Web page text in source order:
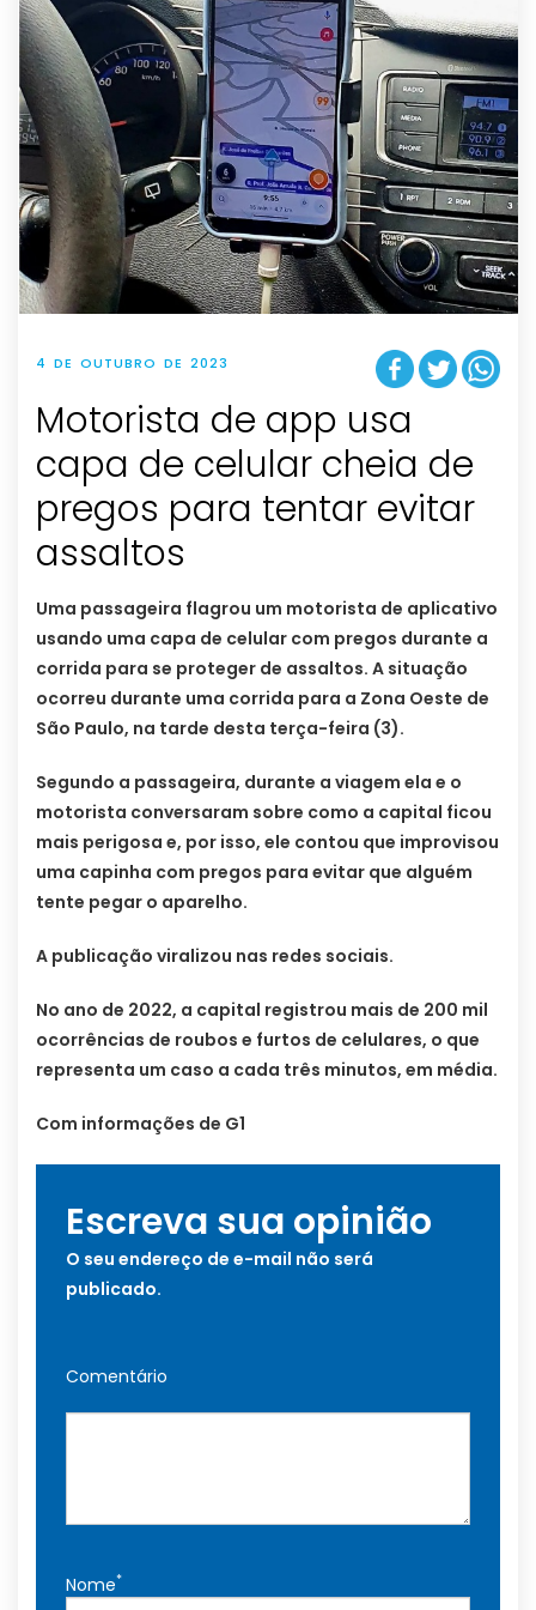
4 DE OUTUBRO DE 2023
Motorista de app usa
capa de celular cheia de
pregos para tentar evitar
assaltos
Uma passageira flagrou um motorista de aplicativo
usando uma capa de celular com pregos durante a
corrida para se proteger de assaltos. A situação
ocorreu durante uma corrida para a Zona Oeste de
São Paulo, na tarde desta terça-feira (3).
Segundo a passageira, durante a viagem ela e o
motorista conversaram sobre como a capital ficou
mais perigosa e, por isso, ele contou que improvisou
uma capinha com pregos para evitar que alguém
tente pegar o aparelho.
A publicação viralizou nas redes sociais.
No ano de 2022, a capital registrou mais de 200 mil
ocorrências de roubos e furtos de celulares, o que
representa um caso a cada três minutos, em média.
Com informações de G1
Escreva sua opinião
O seu endereço de e-mail não será
publicado.
Comentário
Nome*